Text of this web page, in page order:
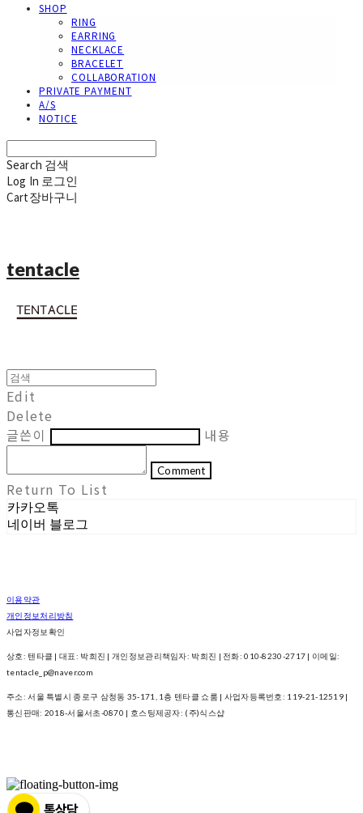
SHOP
RING
EARRING
NECKLACE
BRACELET
COLLABORATION
PRIVATE PAYMENT
A/S
NOTICE
Search 검색
Log In 로그인
Cart장바구니
tentacle
Edit
Delete
글쓴이
내용
Comment
Return To List
카카오톡
네이버 블로그
이용약관
개인정보처리방침
사업자정보확인
상호: 텐타클 | 대표: 박희진 | 개인정보관리책임자: 박희진 | 전화: 010-8230-2717 | 이메일:
tentacle_p@naver.com
주소: 서울 특별시 종로구 삼청동 35-171, 1층 텐타클 쇼룸 | 사업자등록번호: 119-21-12519 |
통신판매: 2018-서울서초-0870 | 호스팅제공자: (주)식스샵